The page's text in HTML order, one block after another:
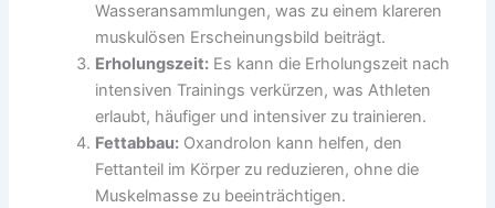
Wasseransammlungen, was zu einem klareren
muskulösen Erscheinungsbild beiträgt.
Erholungszeit: Es kann die Erholungszeit nach
intensiven Trainings verkürzen, was Athleten
erlaubt, häufiger und intensiver zu trainieren.
Fettabbau: Oxandrolon kann helfen, den
Fettanteil im Körper zu reduzieren, ohne die
Muskelmasse zu beeinträchtigen.